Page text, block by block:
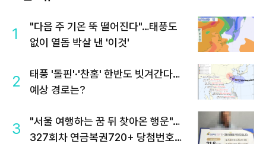
1
"다음 주 기온 뚝 떨어진다"…태풍도
없이 열돔 박살 낸 '이것'
2
태풍 '돌핀'·'찬홈' 한반도 빗겨간다…
예상 경로는?
3
"서울 여행하는 꿈 뒤 찾아온 행운"…
327회차 연금복권720+ 당첨번호조